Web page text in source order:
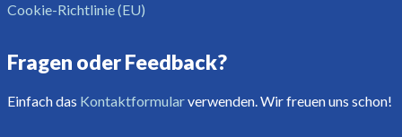
Cookie-Richtlinie (EU)
Fragen oder Feedback?
Einfach das Kontaktformularverwenden. Wir freuen uns schon!